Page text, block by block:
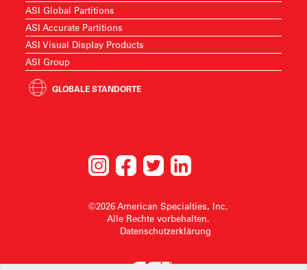
ASI Global Partitions
ASI Accurate Partitions
ASI Visual Display Products
ASI Group
GLOBALE STANDORTE
©2026 American Specialties, Inc.
Alle Rechte vorbehalten.
Datenschutzerklärung